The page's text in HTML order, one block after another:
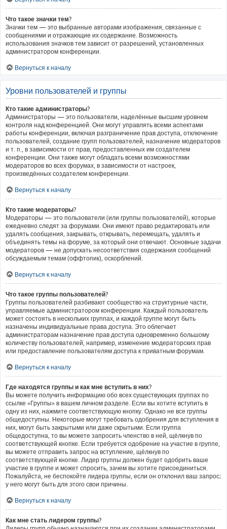
Что такое значки тем?
Значки тем — это выбранные авторами изображения, связанные с
сообщениями и отражающие их содержание. Возможность
использования значков тем зависит от разрешений, установленных
администратором конференции.
Вернуться к началу
Уровни пользователей и группы
Кто такие администраторы?
Администраторы — это пользователи, наделённые высшим уровнем
контроля над конференцией. Они могут управлять всеми аспектами
работы конференции, включая разграничение прав доступа, отключение
пользователей, создание групп пользователей, назначение модераторов
и т. п., в зависимости от прав, предоставленных им создателем
конференции. Они также могут обладать всеми возможностями
модераторов во всех форумах, в зависимости от настроек,
произведённых создателем конференции.
Вернуться к началу
Кто такие модераторы?
Модераторы — это пользователи (или группы пользователей), которые
ежедневно следят за форумами. Они имеют право редактировать или
удалять сообщения, закрывать, открывать, перемещать, удалять и
объединять темы на форуме, за который они отвечают. Основные задачи
модераторов — не допускать несоответствия содержания сообщений
обсуждаемым темам (оффтопик), оскорблений.
Вернуться к началу
Что такое группы пользователей?
Группы пользователей разбивают сообщество на структурные части,
управляемые администратором конференции. Каждый пользователь
может состоять в нескольких группах, и каждой группе могут быть
назначены индивидуальные права доступа. Это облегчает
администраторам назначение прав доступа одновременно большому
количеству пользователей, например, изменение модераторских прав
или предоставление пользователям доступа к приватным форумам.
Вернуться к началу
Где находятся группы и как мне вступить в них?
Вы можете получить информацию обо всех существующих группах по
ссылке «Группы» в вашем личном разделе. Если вы хотите вступить в
одну из них, нажмите соответствующую кнопку. Однако не все группы
общедоступны. Некоторые могут требовать одобрения для вступления в
них, могут быть закрытыми или даже скрытыми. Если группа
общедоступна, то вы можете запросить членство в ней, щёлкнув по
соответствующей кнопке. Если требуется одобрение на участие в группе,
вы можете отправить запрос на вступление, щёлкнув по
соответствующей кнопке. Лидер группы должен будет одобрить ваше
участие в группе и может спросить, зачем вы хотите присоединиться.
Пожалуйста, не беспокойте лидера группы, если он отклонил ваш запрос;
у него могут быть для этого свои причины.
Вернуться к началу
Как мне стать лидером группы?